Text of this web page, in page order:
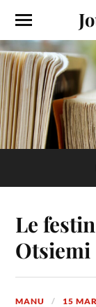
Le
Otsiemi
MANU 15